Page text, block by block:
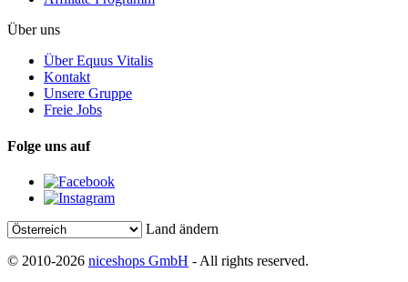
Über uns
Über Equus Vitalis
Kontakt
Unsere Gruppe
Freie Jobs
Folge uns auf
Land ändern
© 2010-2026 niceshops GmbH - All rights reserved.